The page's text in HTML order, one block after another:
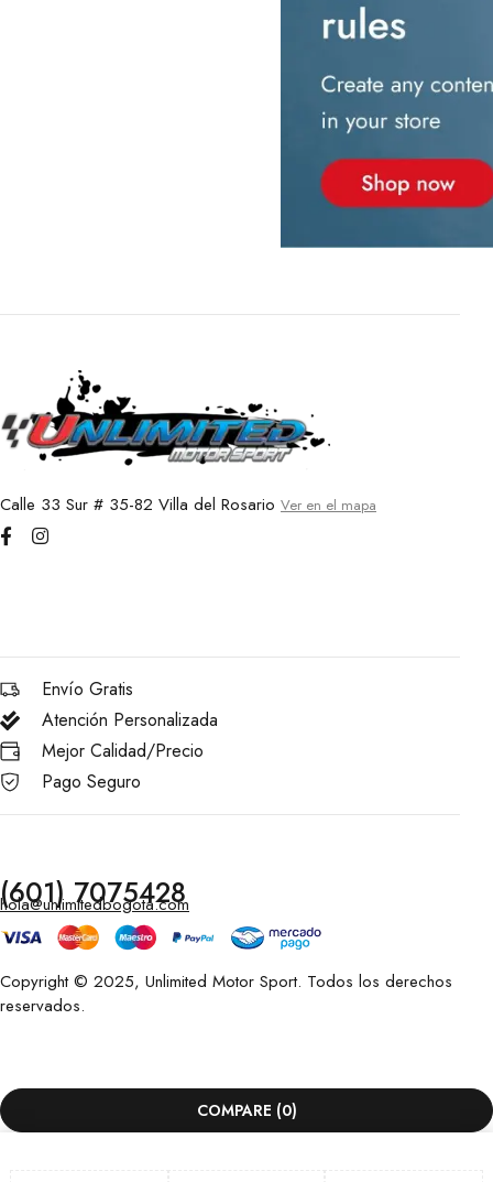
Calle 33 Sur # 35-82 Villa del Rosario Ver en el mapa
Envío Gratis
Atención Personalizada
Mejor Calidad/Precio
Pago Seguro
(601) 7075428
hola@unlimitedbogota.com
Copyright © 2025, Unlimited Motor Sport. Todos los derechos
reservados.
COMPARE (0)